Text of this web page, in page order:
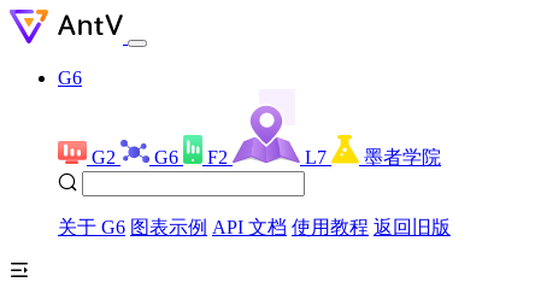
G6
G2 G6 F2 L7 墨者学院
关于 G6 图表示例 API 文档 使用教程 返回旧版